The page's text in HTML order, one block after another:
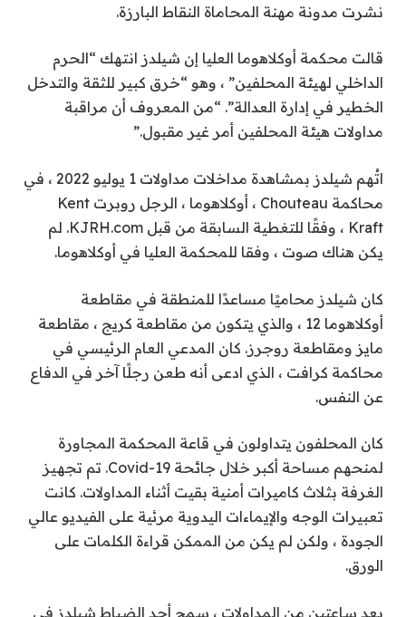
نشرت مدونة مهنة المحاماة النقاط البارزة.
قالت محكمة أوكلاهوما العليا إن شيلدز انتهك “الحرم
الداخلي لهيئة المحلفين” ، وهو “خرق كبير للثقة والتدخل
الخطير في إدارة العدالة”. “من المعروف أن مراقبة
مداولات هيئة المحلفين أمر غير مقبول.”
اتُهم شيلدز بمشاهدة مداخلات مداولات 1 يوليو 2022 ، في
محاكمة Chouteau ، أوكلاهوما ، الرجل روبرت Kent
Kraft ، وفقًا للتغطية السابقة من قبل KJRH.com. لم
يكن هناك صوت ، وفقا للمحكمة العليا في أوكلاهوما.
كان شيلدز محاميًا مساعدًا للمنطقة في مقاطعة
أوكلاهوما 12 ، والذي يتكون من مقاطعة كريج ، مقاطعة
مايز ومقاطعة روجرز. كان المدعي العام الرئيسي في
محاكمة كرافت ، الذي ادعى أنه طعن رجلًا آخر في الدفاع
عن النفس.
كان المحلفون يتداولون في قاعة المحكمة المجاورة
لمنحهم مساحة أكبر خلال جائحة Covid-19. تم تجهيز
الغرفة بثلاث كاميرات أمنية بقيت أثناء المداولات. كانت
تعبيرات الوجه والإيماءات اليدوية مرئية على الفيديو عالي
الجودة ، ولكن لم يكن من الممكن قراءة الكلمات على
الورق.
بعد ساعتين من المداولات ، سمح أحد الضباط شيلدز في